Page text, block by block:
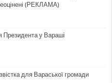
(РЕКЛАМА)
Президента у Вараші
для Вараської громади